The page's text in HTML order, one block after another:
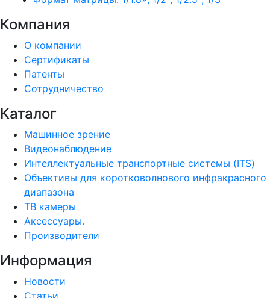
Компания
О компании
Сертификаты
Патенты
Сотрудничество
Каталог
Машинное зрение
Видеонаблюдение
Интеллектуальные транспортные системы (ITS)
Объективы для коротковолнового инфракрасного
диапазона
ТВ камеры
Аксессуары.
Производители
Информация
Новости
Статьи